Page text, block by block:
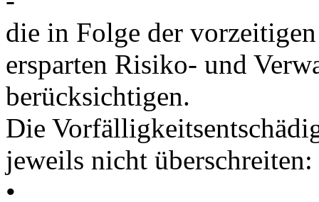
die in Folge der
ersparten Risiko- und
berücksichtigen.
Die
jeweils nicht überschreiten:
•